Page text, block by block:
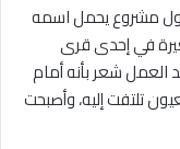
أول مشروع يحمل اسمه
في إحدى قرى
شعر بأنه أمام
تلتفت إليه، وأصبحت